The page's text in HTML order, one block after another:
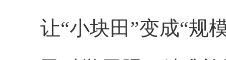
让“小块田”变成“规